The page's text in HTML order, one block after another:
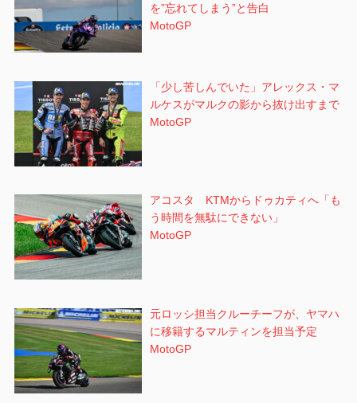
を”忘れてしまう”と告白
MotoGP
「少し苦しんでいた」アレックス・マ
ルケスがマルクの影から抜け出すまで
MotoGP
アコスタ KTMからドゥカティへ「も
う時間を無駄にできない」
MotoGP
元ロッシ担当クルーチーフが、ヤマハ
に移籍するマルティンを担当予定
MotoGP